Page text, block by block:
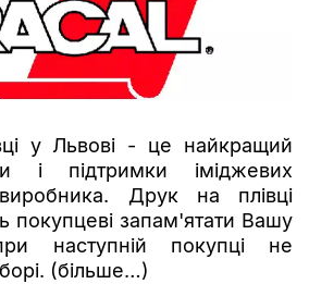
у Львові - це найкращий
і підтримки іміджевих
Друк на плівці
покупцеві запам'ятати Вашу
наступній покупці не
(більше…)